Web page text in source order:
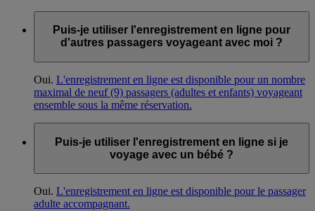
Puis-je utiliser l'enregistrement en ligne pour
d'autres passagers voyageant avec moi ?
Oui. L'enregistrement en ligne est disponible pour un nombre
maximal de neuf (9) passagers (adultes et enfants) voyageant
ensemble sous la même réservation.
Puis-je utiliser l'enregistrement en ligne si je
voyage avec un bébé ?
Oui. L'enregistrement en ligne est disponible pour le passager
adulte accompagnant.